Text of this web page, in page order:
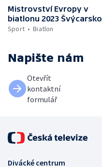
Mistrovství Evropy v
biatlonu 2023 Švýcarsko
Sport
Biatlon
Napište nám
Otevřít
kontaktní
formulář
Divácké centrum